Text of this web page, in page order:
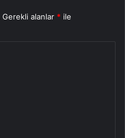
Gerekli alanlar * ile